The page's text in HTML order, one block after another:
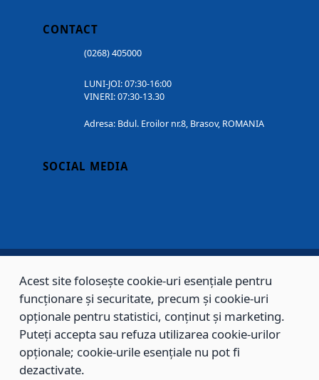
CONTACT
(0268) 405000
LUNI-JOI: 07:30-16:00
VINERI: 07:30-13.30
Adresa: Bdul. Eroilor nr.8, Brasov, ROMANIA
SOCIAL MEDIA
Copyright © 2002 - 2026 - PRIMĂRIA MUNICIPIULUI BRAȘOV, toate drepturile
rezervate.
Sitemap Contact
Acest site folosește cookie-uri esențiale pentru
funcționare și securitate, precum și cookie-uri
opționale pentru statistici, conținut și marketing.
Puteți accepta sau refuza utilizarea cookie-urilor
opționale; cookie-urile esențiale nu pot fi
dezactivate.